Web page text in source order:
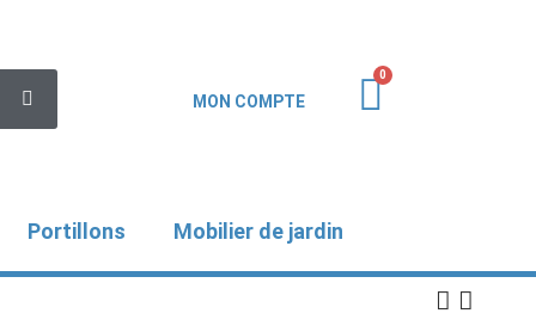
MON COMPTE
Portillons Mobilier de jardin